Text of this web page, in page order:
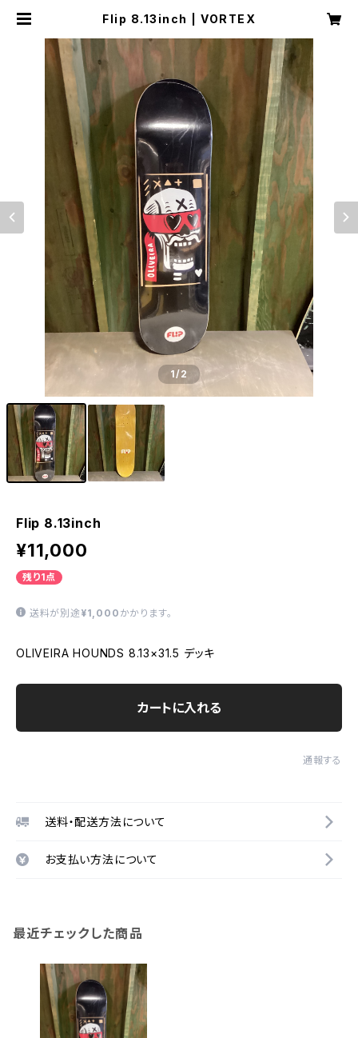
Flip 8.13inch | VORTEX
1/2
Flip 8.13inch
¥11,000
残り1点
送料が別途 ¥1,000 かかります。
OLIVEIRA HOUNDS 8.13×31.5 デッキ
カートに入れる
通報する
送料・配送方法について
お支払い方法について
最近チェックした商品